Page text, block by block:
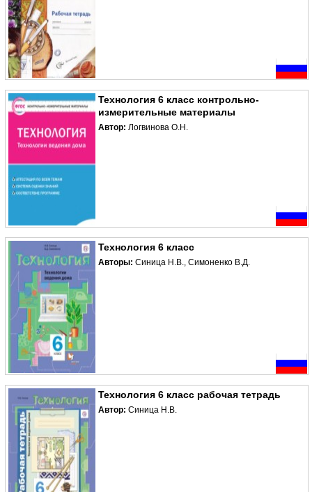
Технология 6 класс контрольно-
измерительные материалы
Автор: Логвинова О.Н.
Технология 6 класс
Авторы: Синица Н.В., Симоненко В.Д.
Технология 6 класс рабочая тетрадь
Автор: Синица Н.В.